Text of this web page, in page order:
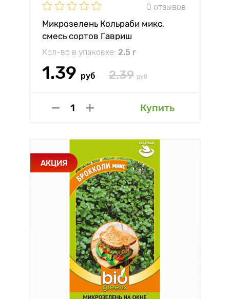
0 отзывов
Микрозелень Кольраби микс,
смесь сортов Гавриш
Кол-во в упаковке: 2.5 г
1.39 руб 2.39 руб
Купить
АКЦИЯ